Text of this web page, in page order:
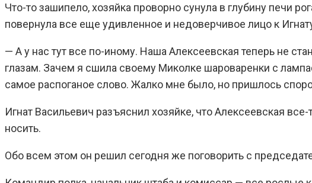
Что-то зашипело, хозяйка проворно сунула в глубину печи
повернула все еще удивленное и недоверчивое лицо к
— А у нас тут все по-иному. Наша Алексеевская теперь не
глазам. Зачем я сшила своему Миколке шароваренки с
самое распоганое слово. Жалко мне было, но пришлось
Игнат Васильевич разъяснил хозяйке, что Алексеевская
носить.
Обо всем этом он решил сегодня же поговорить с